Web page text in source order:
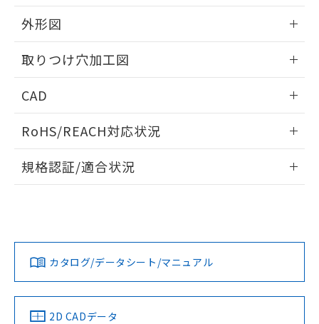
外形図
取りつけ穴加工図
CAD
ドすることができます。
ログイン/会員登録
ダウンロードデータをご利用いただく前に、以下を必ずお読
みください。
ソフトウェアの使用条件
RoHS/REACH対応状況
EU RoHS 注意事項・凡例
対応済み
中国 RoHS 注意事項・凡例
規格認証/適合状況
カタログ/データシート/マニュアル
2D CADデータ
荷製品に未対応品が混在することから備考
欄に対応日を記載しておりました。
既に当社にて対応品への在庫切替を完了
していることから、特段のことがない限
り、2022年1月12日より割愛しておりま